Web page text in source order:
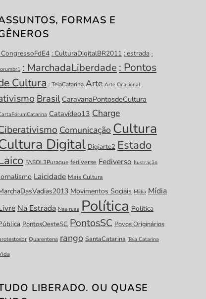
FORMAS E
CongressoFdE4 : CulturaDigitalBR2011 : estrada :
: MarchadaLiberdade : Pontos
Cultura : TeiaCatarina Arte Arte Ocasional
Brasil CaravanaPontosdeCultura
Catavídeo13 Charge
Comunicação Cultura
Digital Digiarte2 Estado
FASOL3Puraque fediverse Fediverso Ilustração
Laicidade Mais Cultura
Movimentos Sociais Mídia Mídia
Na Estrada Nas ruas Política Política
PontosOesteSC PontosSC Povos Originários
Quarentena rango SantaCatarina Teia Catarina
LIBERADO. OU QUASE